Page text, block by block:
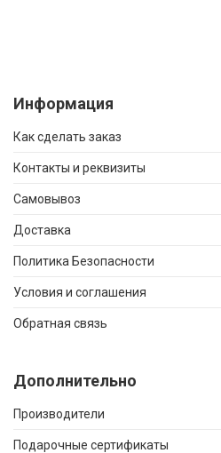
Информация
Как сделать заказ
Контакты и реквизиты
Самовывоз
Доставка
Политика Безопасности
Условия и соглашения
Обратная связь
Дополнительно
Производители
Подарочные сертификаты